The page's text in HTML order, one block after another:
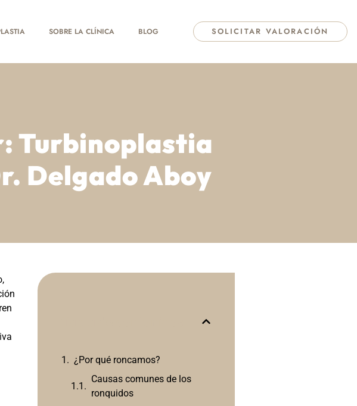
SOBRE LA CLÍNICA BLOG SOLICITAR VALORACIÓN
Turbinoplastia
Delgado Aboy
¿Por qué roncamos?
Causas comunes de los
ronquidos